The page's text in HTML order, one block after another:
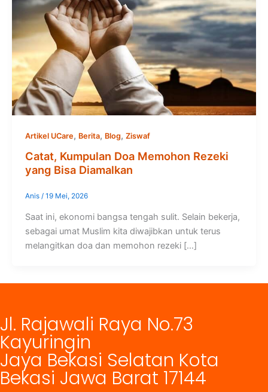
Artikel UCare, Berita, Blog, Ziswaf
Catat, Kumpulan Doa Memohon Rezeki
yang Bisa Diamalkan
Anis / 19 Mei, 2026
Saat ini, ekonomi bangsa tengah sulit. Selain bekerja,
sebagai umat Muslim kita diwajibkan untuk terus
melangitkan doa dan memohon rezeki […]
Jl. Rajawali Raya No.73
Kayuringin
Jaya Bekasi Selatan Kota
Bekasi Jawa Barat 17144